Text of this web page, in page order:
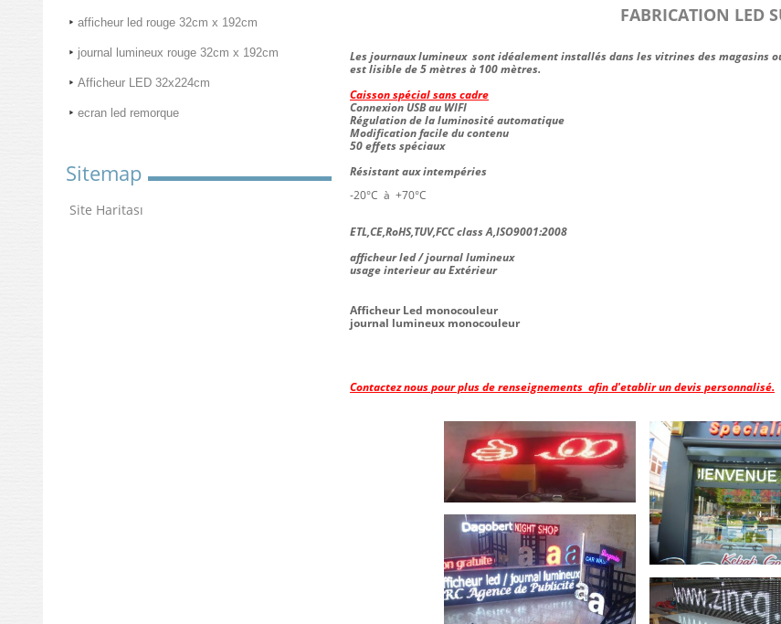
afficheur led rouge 32cm x 192cm
journal lumineux rouge 32cm x 192cm
Afficheur LED 32x224cm
ecran led remorque
Sitemap
Site Haritası
FABRICATION LED
Lesjournaux lumineuxsont idéalement installés dans les vitrines des magasins
est lisible de 5 mètres à 100 mètres.
Caisson spécial sans cadre
Connexion USB au WIFI
Régulation de la luminosité automatique
Modification facile du contenu
50 effets spéciaux
Résistant aux intempéries
-20°C à +70°C
ETL,CE,RoHS,TUV,FCC class A,ISO9001:2008
afficheur led / journal lumineux
usage interieur au Extérieur
Afficheur Led monocouleur
journal lumineux monocouleur
Contactez nous pour plus de renseignements afin d'etablir un devis personnalisé.